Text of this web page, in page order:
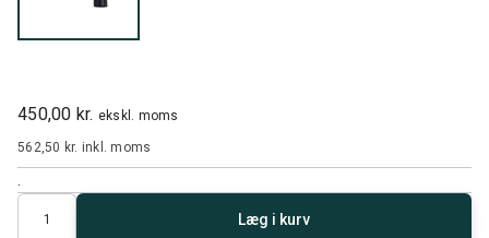
450,00 kr. ekskl. moms
562,50 kr. inkl. moms
Antal
Læg i kurv